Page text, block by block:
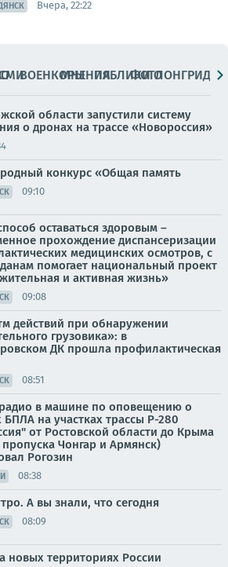
Вчера, 22:22
ВОЕНКОРЫМНЕНИЯПАБЛИКИ
ФОТОЛОНГРИДЫ
области запустили систему
о дронах на трассе «Новороссия»
конкурс «Общая память
09:10
оставаться здоровым –
прохождение диспансеризации
медицинских осмотров, с
помогает национальный проект
и активная жизнь»
09:08
действий при обнаружении
грузовика»: в
ДК прошла профилактическая
08:51
в машине по оповещению о
БПЛА на участках трассы Р-280
от Ростовской области до Крыма
Чонгар и Армянск)
Рогозин
08:38
А вы знали, что сегодня
08:09
новых территориях России